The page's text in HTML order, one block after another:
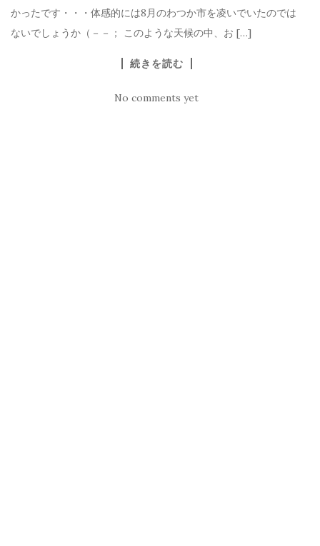
かったです・・・体感的には8月のわつか市を凌いでいたのでは
ないでしょうか（－－； このような天候の中、お […]
続きを読む
No comments yet